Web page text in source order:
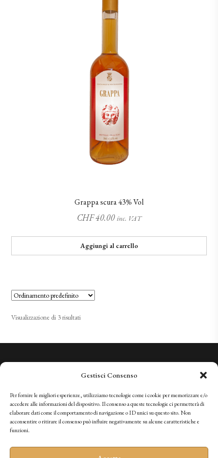
Gestisci Consenso
Per fornire le migliori esperienze, utilizziamo tecnologie come i cookie per memorizzare e/o
accedere alle informazioni del dispositivo. Il consenso a queste tecnologie ci permetterà di
elaborare dati come il comportamento di navigazione o ID unici su questo sito. Non
acconsentire o ritirare il consenso può influire negativamente su alcune caratteristiche e
funzioni.
Grappa scura 43% Vol
CHF40.00 inc. VAT
Aggiungi al carrello
Visualizzazione di 3 risultati
+41 (0)91 966 28 08
vini@tenutabally.ch
IT FR EN DE